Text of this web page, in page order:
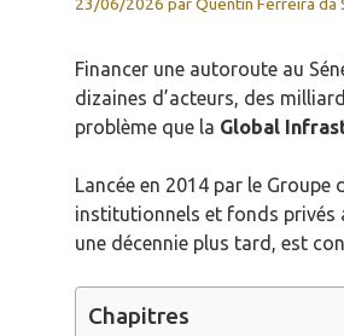
Financer une autoroute au
dizaines d’acteurs, des
problème que la Global
Lancée en 2014 par le
institutionnels et fonds privés
une décennie plus tard, est
Chapitres